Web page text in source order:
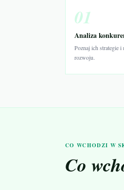
01
Analiza
Poznaj ich strategie i
rozwoju.
CO WCHODZI W
Co